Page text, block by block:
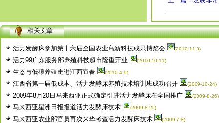
相关文章
活力发酵床参加第十六届全国农业高新科技成果博览会 (2010-11-3)
活力99广东服务部养殖科技超市隆重开业 (2010-10-11)
生态与低碳养殖走进江西宜春 (2010-4-9)
江西省第一届低成本、活力发酵床养殖技术培训班成功召开 (2009-10-24)
2009年8月20日马来西亚正式确定引进活力发酵床在全国推广 (2009-8-26)
马来西亚星洲日报报道活力发酵床技术 (2009-8-25)
马来西亚农业部官员再次来华考查活力发酵床技术 (2009-7-8)